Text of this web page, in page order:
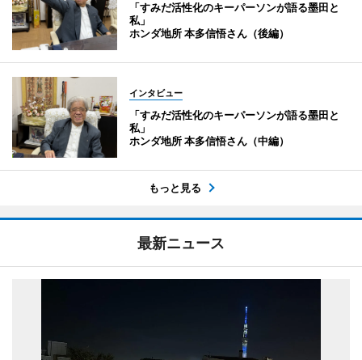
「すみだ活性化のキーパーソンが語る墨田と
私」
ホンダ地所 本多信悟さん（後編）
インタビュー
「すみだ活性化のキーパーソンが語る墨田と
私」
ホンダ地所 本多信悟さん（中編）
もっと見る
最新ニュース